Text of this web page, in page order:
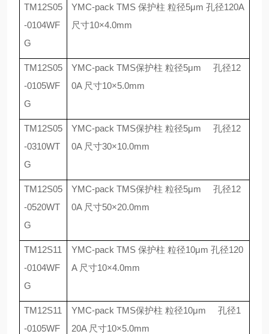
TM12S05
-0104WF
G
YMC-pack TMS 保护柱 粒径5μm 孔径120A
尺寸10×4.0mm
TM12S05
-0105WF
G
YMC-pack TMS保护柱 粒径5μm 孔径12
0A 尺寸10×5.0mm
TM12S05
-0310WT
G
YMC-pack TMS保护柱 粒径5μm 孔径12
0A 尺寸30×10.0mm
TM12S05
-0520WT
G
YMC-pack TMS保护柱 粒径5μm 孔径12
0A 尺寸50×20.0mm
TM12S11
-0104WF
G
YMC-pack TMS 保护柱 粒径10μm 孔径120
A 尺寸10×4.0mm
TM12S11
-0105WF
YMC-pack TMS保护柱 粒径10μm 孔径1
20A 尺寸10×5.0mm